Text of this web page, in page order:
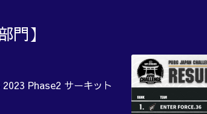
門】
Phase2 サーキット